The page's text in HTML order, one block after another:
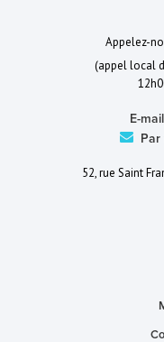
Appelez-
(appel local
E-
52, rue Saint